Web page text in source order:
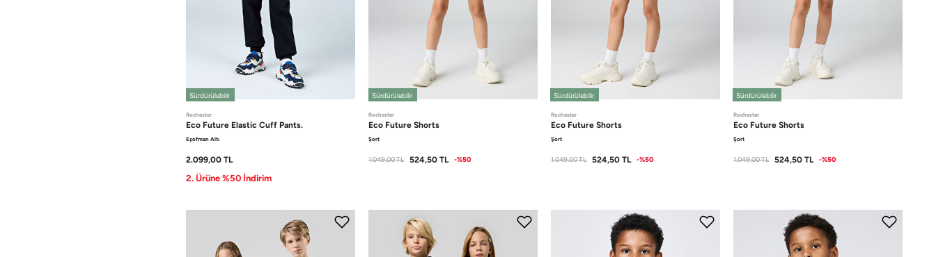
Rochester
Eco Future Elastic Cuff Pants.
Eşofman Altı
2.099,00 TL
2. Ürüne %50 İndirim
Sürdürülebilir
Rochester
Eco Future Shorts
Şort
1.049,00TL 524,50 TL -%50
Sürdürülebilir
Rochester
Eco Future Shorts
Şort
1.049,00TL 524,50 TL -%50
Sürdürülebilir
Rochester
Eco Future Shorts
Şort
1.049,00TL 524,50 TL -%50
Sürdürülebilir